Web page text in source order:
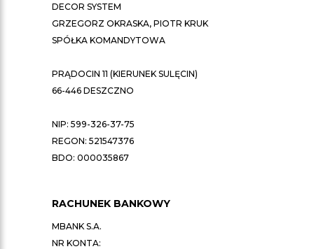
DECOR SYSTEM
GRZEGORZ OKRASKA, PIOTR KRUK
SPÓŁKA KOMANDYTOWA
PRĄDOCIN 11 (KIERUNEK SULĘCIN)
66-446 DESZCZNO
NIP: 599-326-37-75
REGON: 521547376
BDO: 000035867
RACHUNEK BANKOWY
MBANK S.A.
NR KONTA: